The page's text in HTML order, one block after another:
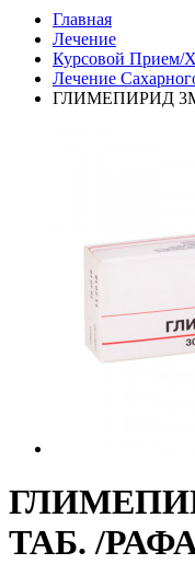
Главная
Лечение
Курсовой Прием/
Лечение
ГЛИМЕПИРИД
ТАБ. /